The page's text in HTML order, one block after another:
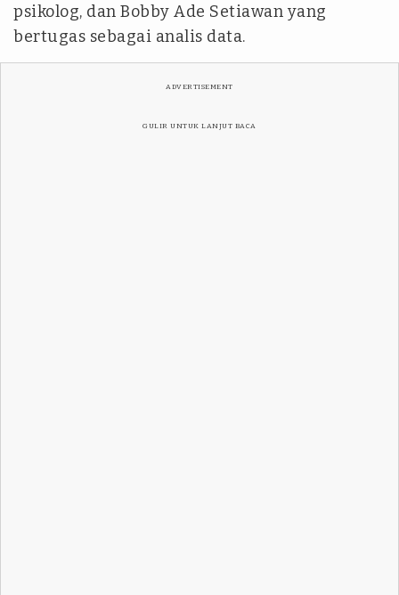
psikolog, dan Bobby Ade Setiawan yang
bertugas sebagai analis data.
ADVERTISEMENT
GULIR UNTUK LANJUT BACA